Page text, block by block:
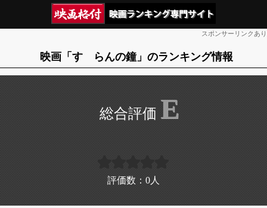
スポンサーリンクあり
映画「すゞらんの鐘」のランキング情報
E
評価数： 0 人